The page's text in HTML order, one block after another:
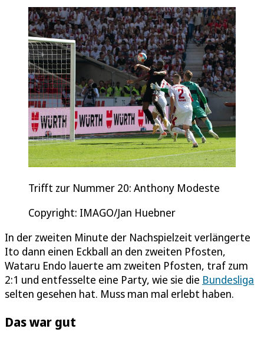
Trifft zur Nummer 20: Anthony Modeste
Copyright: IMAGO/Jan Huebner
In der zweiten Minute der Nachspielzeit verlängerte
Ito dann einen Eckball an den zweiten Pfosten,
Wataru Endo lauerte am zweiten Pfosten, traf zum
2:1 und entfesselte eine Party, wie sie die Bundesliga
selten gesehen hat. Muss man mal erlebt haben.
Das war gut